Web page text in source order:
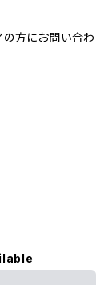
の方にお問い合わ